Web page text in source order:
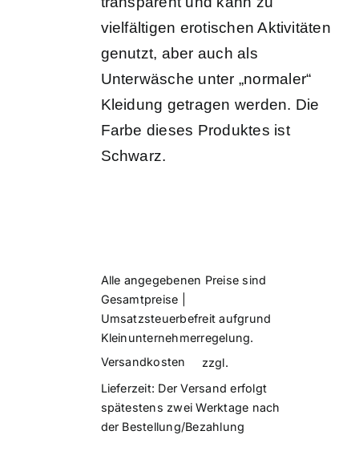
vielfältigen erotischen Aktivitäten
genutzt, aber auch als
Unterwäsche unter „normaler“
Kleidung getragen werden. Die
Farbe dieses Produktes ist
Schwarz.
Alle angegebenen Preise sind
Gesamtpreise |
Umsatzsteuerbefreit aufgrund
Kleinunternehmerregelung.
zzgl.
Versandkosten
Lieferzeit: Der Versand erfolgt
spätestens zwei Werktage nach
der Bestellung/Bezahlung